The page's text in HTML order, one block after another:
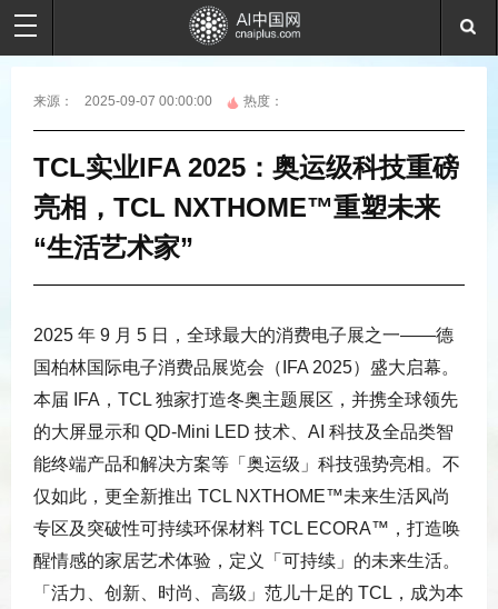
来源： 2025-09-07 00:00:00 热度：
TCL实业IFA 2025：奥运级科技重磅
亮相，TCL NXTHOME™重塑未来
“生活艺术家”
2025 年 9 月 5 日，全球最大的消费电子展之一——德
国柏林国际电子消费品展览会（IFA 2025）盛大启幕。
本届 IFA，TCL 独家打造冬奥主题展区，并携全球领先
的大屏显示和 QD-Mini LED 技术、AI 科技及全品类智
能终端产品和解决方案等「奥运级」科技强势亮相。不
仅如此，更全新推出 TCL NXTHOME™未来生活风尚
专区及突破性可持续环保材料 TCL ECORA™，打造唤
醒情感的家居艺术体验，定义「可持续」的未来生活。
「活力、创新、时尚、高级」范儿十足的 TCL，成为本